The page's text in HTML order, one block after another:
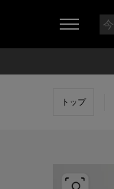
トップ